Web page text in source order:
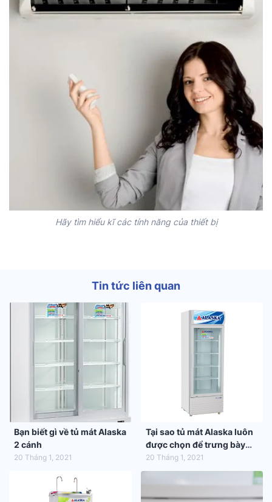
Hãy tìm hiểu kĩ các tính năng của thiết bị
Tin tức liên quan
Bạn biết gì về tủ mát Alaska
2 cánh
20 Tháng 1, 2021
Tại sao tủ mát Alaska luôn
được chọn để trưng bày
hàng hóa trong siêu thị
20 Tháng 1, 2021